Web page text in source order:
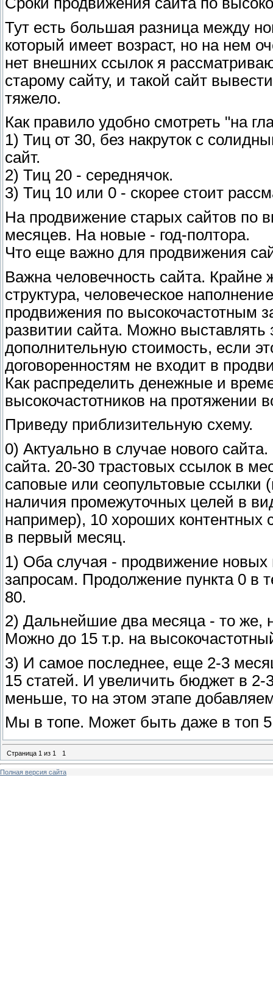
Тут есть большая разница между
который имеет возраст, но на нем
нет внешних ссылок я
старому сайту, и такой сайт
тяжело.
Как правило удобно смотреть "на
1) Тиц от 30, без накруток с
сайт.
2) Тиц 20 - середнячок.
3) Тиц 10 или 0 - скорее стоит
На продвижение старых сайтов по
месяцев. На новые - год-полтора.
Что еще важно для продвижения
Важна человечность сайта.
структура, человеческое
продвижения по высокочастотным
развитии сайта. Можно
дополнительную стоимость, если
договоренностям не входит в
Как распределить денежные и
высокочастотников на протяжении
Приведу приблизительную схему.
0) Актуально в случае нового
сайта. 20-30 трастовых ссылок в
саповые или сеопультовые ссылки
наличия промежуточных целей в
например), 10 хороших контентных
в первый месяц.
1) Оба случая - продвижение
запросам. Продолжение пункта 0 в
80.
2) Дальнейшие два месяца - то же,
Можно до 15 т.р. на
3) И самое последнее, еще 2-3
15 статей. И увеличить бюджет в 2-
меньше, то на этом этапе
Мы в топе. Может быть даже в топ
Страница 1 из 1 1
Полная версия сайта